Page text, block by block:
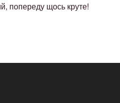
попереду щось круте!